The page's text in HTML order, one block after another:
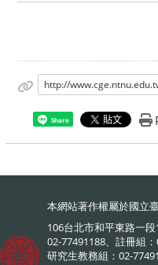
http://
Share
本網站著作權屬於國立
106台北市和平東路一
02-77491188、註冊組
研究生教務組：02-